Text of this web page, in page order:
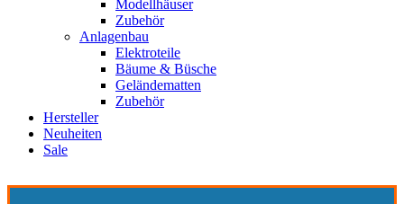
Modellhäuser
Zubehör
Anlagenbau
Elektroteile
Bäume & Büsche
Geländematten
Zubehör
Hersteller
Neuheiten
Sale